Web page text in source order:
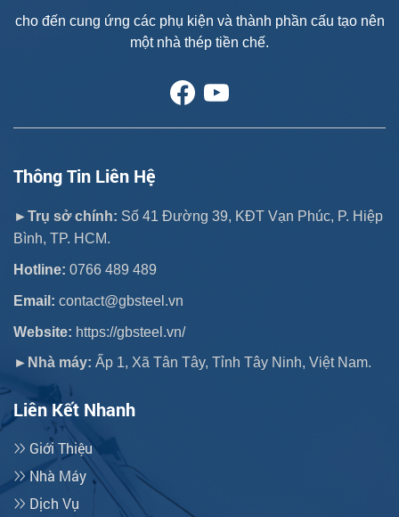
cho đến cung ứng các phụ kiện và thành phần cấu tạo nên
một nhà thép tiền chế.
Thông Tin Liên Hệ
►Trụ sở chính: Số 41 Đường 39, KĐT Vạn Phúc, P. Hiệp
Bình, TP. HCM.
Hotline: 0766 489 489
Email: contact@gbsteel.vn
Website: https://gbsteel.vn/
►Nhà máy: Ấp 1, Xã Tân Tây, Tỉnh Tây Ninh, Việt Nam.
Liên Kết Nhanh
Giới Thiệu
Nhà Máy
Dịch Vụ